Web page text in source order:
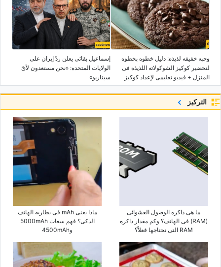
وجبه خفیفه لذیذه: دلیل خطوه بخطوه
لتحضیر کوکیز الشوکولاته اللذیذه فی
المنزل + فیدیو تعلیمی لإعداد کوکیز
الکاکاو
إسماعیل بقائی یعلن ردّ إیران على
الولایات المتحده: «نحن مستعدون لأیّ
سیناریو»
التركيز
ما هی ذاکره الوصول العشوائی
(RAM) فی الهاتف؟ وکم مقدار ذاکره
RAM التی تحتاجها فعلاً؟
ماذا یعنی mAh فی بطاریه الهاتف
الذکی؟ فهم سعات 5000mAh
و4500mAh